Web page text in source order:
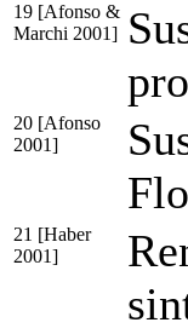
19 [Afonso &
Marchi 2001]
20 [Afonso
2001]
21 [Haber
2001]